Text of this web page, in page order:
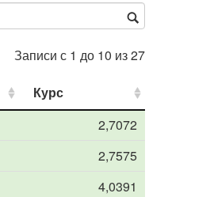
Записи с 1 до 10 из 27
Курс
2,7072
2,7575
4,0391
Курс